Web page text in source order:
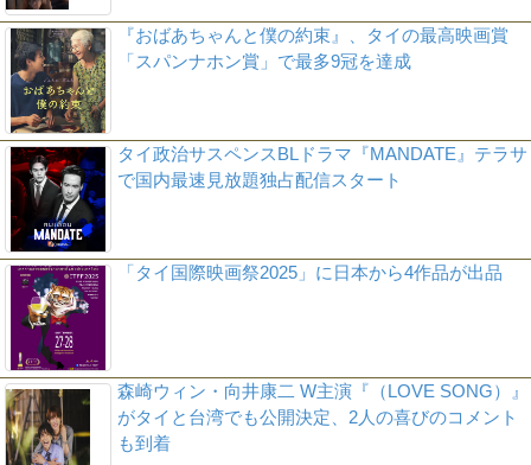
『おばあちゃんと僕の約束』、タイの最高映画賞
「スパンナホン賞」で最多9冠を達成
タイ政治サスペンスBLドラマ『MANDATE』テラサ
で国内最速見放題独占配信スタート
「タイ国際映画祭2025」に日本から4作品が出品
森崎ウィン・向井康二 W主演『（LOVE SONG）』
がタイと台湾でも公開決定、2人の喜びのコメント
も到着